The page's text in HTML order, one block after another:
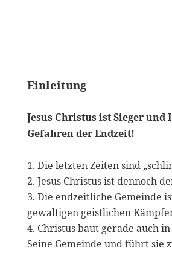
Einleitung
Jesus Christus ist Sieger und
Gefahren der Endzeit!
Die letzten Zeiten sind
Jesus Christus ist dennoch
Die endzeitliche Gemeinde
gewaltigen geistlichen
Christus baut gerade auch
Seine Gemeinde und führt sie